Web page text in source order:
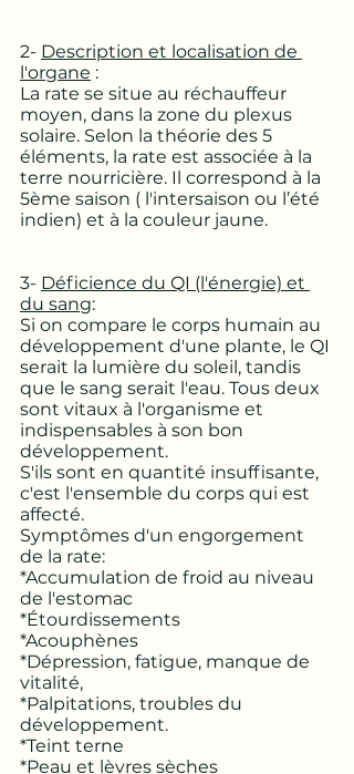
2- Description et localisation de
l'organe :
La rate se situe au réchauffeur
moyen, dans la zone du plexus
solaire. Selon la théorie des 5
éléments, la rate est associée à la
terre nourricière. Il correspond à la
5ème saison ( l'intersaison ou l’été
indien) et à la couleur jaune.
3- Déficience du QI (l'énergie) et
du sang:
Si on compare le corps humain au
développement d'une plante, le QI
serait la lumière du soleil, tandis
que le sang serait l'eau. Tous deux
sont vitaux à l'organisme et
indispensables à son bon
développement.
S'ils sont en quantité insuffisante,
c'est l'ensemble du corps qui est
affecté.
Symptômes d'un engorgement
de la rate:
*Accumulation de froid au niveau
de l'estomac
*Étourdissements
*Acouphènes
*Dépression, fatigue, manque de
vitalité,
*Palpitations, troubles du
développement.
*Teint terne
*Peau et lèvres sèches